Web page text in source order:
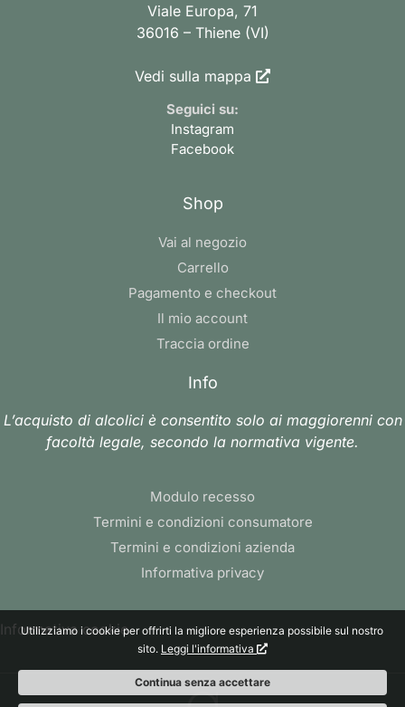
Viale Europa, 71
36016 – Thiene (VI)
Vedi sulla mappa
Seguici su:
Instagram
Facebook
Shop
Vai al negozio
Carrello
Pagamento e checkout
Il mio account
Traccia ordine
Info
L’acquisto di alcolici è consentito solo ai maggiorenni con
facoltà legale, secondo la normativa vigente.
Modulo recesso
Termini e condizioni consumatore
Termini e condizioni azienda
Informativa privacy
Informativa cookie
Utilizziamo i cookie per offrirti la migliore esperienza possibile sul nostro
sito. Leggi l'informativa
Continua senza accettare